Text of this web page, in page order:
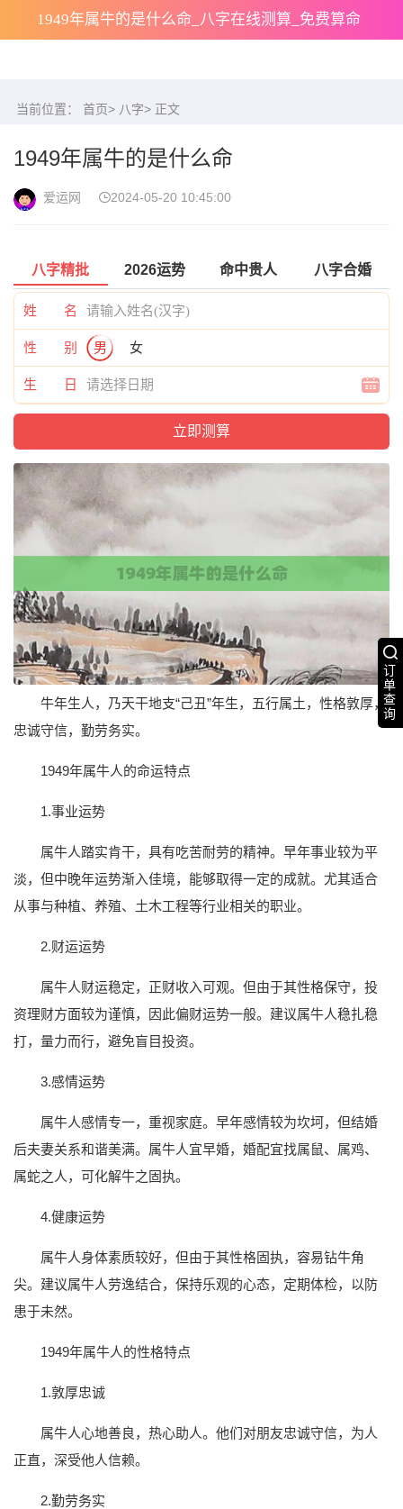
1949年属牛的是什么命_八字在线测算_免费算命
订
单
查
询
当前位置： 首页> 八字> 正文
1949年属牛的是什么命
爱运网 2024-05-20 10:45:00
八字精批 2026运势 命中贵人 八字合婚
姓 名
性 别 男 女
生 日
牛年生人，乃天干地支“己丑”年生，五行属土，性格敦厚，
忠诚守信，勤劳务实。
1949年属牛人的命运特点
1.事业运势
属牛人踏实肯干，具有吃苦耐劳的精神。早年事业较为平
淡，但中晚年运势渐入佳境，能够取得一定的成就。尤其适合
从事与种植、养殖、土木工程等行业相关的职业。
2.财运运势
属牛人财运稳定，正财收入可观。但由于其性格保守，投
资理财方面较为谨慎，因此偏财运势一般。建议属牛人稳扎稳
打，量力而行，避免盲目投资。
3.感情运势
属牛人感情专一，重视家庭。早年感情较为坎坷，但结婚
后夫妻关系和谐美满。属牛人宜早婚，婚配宜找属鼠、属鸡、
属蛇之人，可化解牛之固执。
4.健康运势
属牛人身体素质较好，但由于其性格固执，容易钻牛角
尖。建议属牛人劳逸结合，保持乐观的心态，定期体检，以防
患于未然。
1949年属牛人的性格特点
1.敦厚忠诚
属牛人心地善良，热心助人。他们对朋友忠诚守信，为人
正直，深受他人信赖。
2.勤劳务实